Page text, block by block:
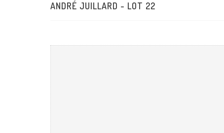
ANDRÉ JUILLARD - LOT 22